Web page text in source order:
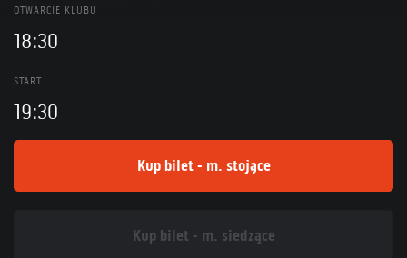
OTWARCIE KLUBU
18:30
START
19:30
Kup bilet - m. stojące
Kup bilet - m. siedzące